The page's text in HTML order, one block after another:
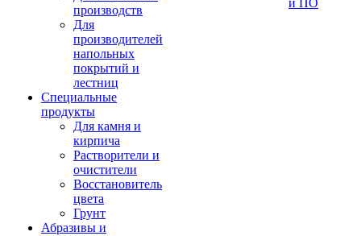
производств
Для
производителей
напольных
покрытий и
лестниц
Специальные
продукты
Для камня и
кирпича
Растворители и
очистители
Восстановитель
цвета
Грунт
Абразивы и
и ПО